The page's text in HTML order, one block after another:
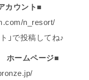
カウント■
n_resort/
」で投稿してね♪
ホームページ■